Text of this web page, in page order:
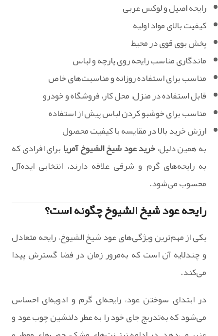
رایحه اصیل و لوکس عربی
کیفیت بالای مواد اولیه
پخش بوی قوی در محیط
ماندگاری مناسب رایحه روی پارچه و لباس
مناسب برای استفاده روزانه و مناسبت‌های خاص
قابل استفاده در منزل، محل کار، فروشگاه و خودرو
مناسب برای خوشبو کردن لباس پیش از استفاده
ارزش خرید بالا در مقایسه با کیفیت محصول
به همین دلیل،خرید عود شیخ الشیوخ آمریابرای افرادی که
به رایحه‌های گرم و شرقی علاقه دارند، انتخابی ایده‌آل
محسوب می‌شود.
رایحه عود شیخ الشیوخ چگونه است؟
یکی از مهم‌ترین ویژگی‌های عود شیخ الشیوخ، رایحه متعادل
و چندلایه آن است که به‌مرور زمان در فضا گسترش پیدا
می‌کند.
در ابتدای سوختن عود، رایحه‌ای گرم و ادویه‌ای احساس
می‌شود که به‌تدریج جای خود را به عطر دلنشین چوب عود و